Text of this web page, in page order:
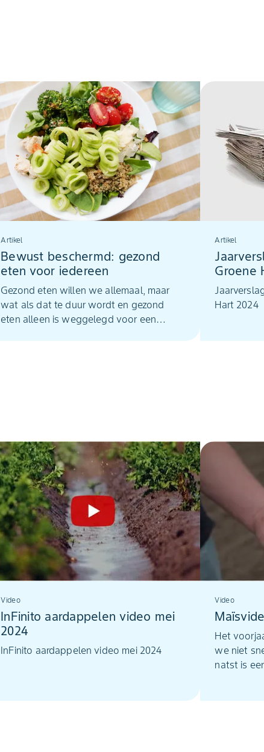
Artikel
Bewust beschermd: gezond
eten voor iedereen
Gezond eten willen we allemaal, maar
wat als dat te duur wordt en gezond
eten alleen is weggelegd voor een
Artikel
Groene
Hart 2024
Video
InFinito aardappelen video mei
2024
InFinito aardappelen video mei 2024
Video
Het
we niet
natst is